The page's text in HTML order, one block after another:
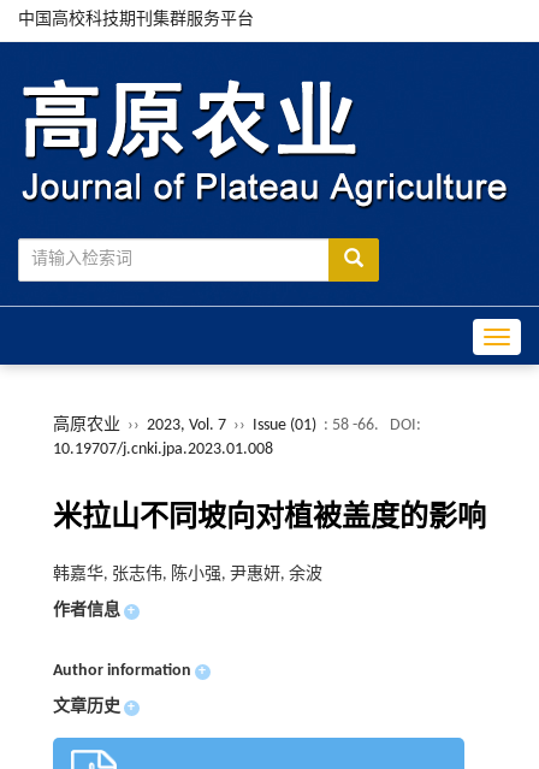
中国高校科技期刊集群服务平台
高原农业 ›› 2023, Vol. 7 ›› Issue (01) : 58 -66.
DOI:
10.19707/j.cnki.jpa.2023.01.008
米拉山不同坡向对植被盖度的影响
韩嘉华, 张志伟, 陈小强, 尹惠妍, 余波
作者信息 +
Author information +
文章历史 +